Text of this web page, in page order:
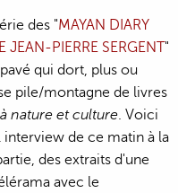
des "MAYAN DIARY
JEAN-PIERRE SERGENT"
qui dort, plus ou
pile/montagne de livres
nature et culture. Voici
de ce matin à la
des extraits d'une
avec le